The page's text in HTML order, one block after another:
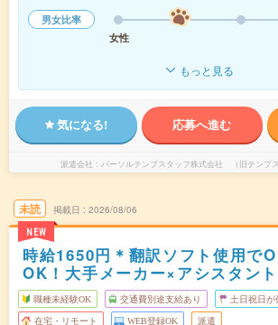
男女比率
女性
もっと見る
気になる! 応募へ進む
派遣会社 パーソルテンプスタッフ株式会社 （旧テンプス
未読
NEW
掲載日 2026/08/06
時給1650円＊翻訳ソフト使用で
OK！大手メーカー×アシスタン
職種未経験OK 交通費別途支給あり 土日祝日が
在宅・リモート WEB登録OK 派遣